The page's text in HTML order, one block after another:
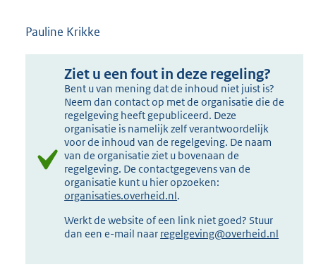
Pauline Krikke
Ziet u een fout in deze regeling?
Bent u van mening dat de inhoud niet juist is?
Neem dan contact op met de organisatie die de
regelgeving heeft gepubliceerd. Deze
organisatie is namelijk zelf verantwoordelijk
voor de inhoud van de regelgeving. De naam
van de organisatie ziet u bovenaan de
regelgeving. De contactgegevens van de
organisatie kunt u hier opzoeken:
organisaties.overheid.nl.
Werkt de website of een link niet goed? Stuur
dan een e-mail naar regelgeving@overheid.nl